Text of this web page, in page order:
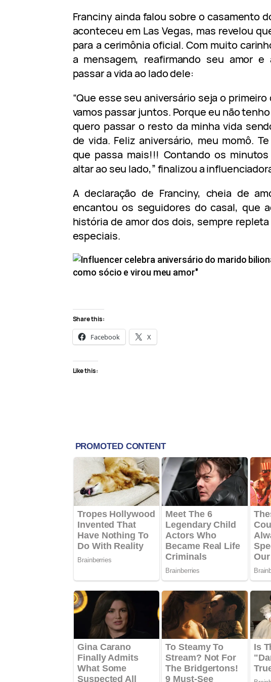
Franciny ainda falou sobre o casamento
aconteceu em Las Vegas, mas revelou
para a cerimônia oficial. Com muito
a mensagem, reafirmando seu amor
passar a vida ao lado dele:
“Que esse seu aniversário seja o
vamos passar juntos. Porque eu não
quero passar o resto da minha vida
de vida. Feliz aniversário, meu momô.
que passa mais!!! Contando os
altar ao seu lado,” finalizou a
A declaração de Franciny, cheia de
encantou os seguidores do casal, que
história de amor dos dois, sempre
especiais.
Share this:
Facebook X
Like this: